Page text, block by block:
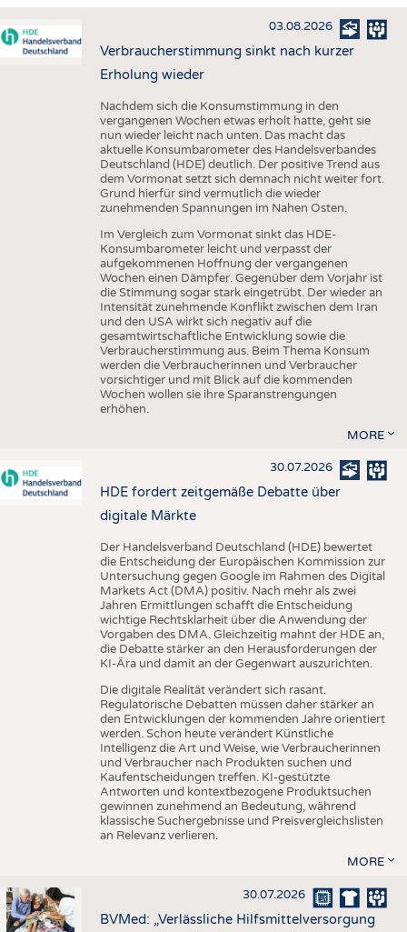
HAUS- UND HEIMTEXTILIEN
BEKLEIDUNG
AUSSCHREIBUNGEN
DTV AUSSCHREIBUNGSDIENST
STATISTICS
ADRESSEN & LINKS
PUBLIKATIONEN
TERMINE
BRANCHENTERMINE
03.08.2026
Verbraucherstimmung sinkt nach kurzer
Erholung wieder
Nachdem sich die Konsumstimmung in den
vergangenen Wochen etwas erholt hatte, geht sie
nun wieder leicht nach unten. Das macht das
aktuelle Konsumbarometer des Handelsverbandes
Deutschland (HDE) deutlich. Der positive Trend aus
dem Vormonat setzt sich demnach nicht weiter fort.
Grund hierfür sind vermutlich die wieder
zunehmenden Spannungen im Nahen Osten.
Im Vergleich zum Vormonat sinkt das HDE-
Konsumbarometer leicht und verpasst der
aufgekommenen Hoffnung der vergangenen
Wochen einen Dämpfer. Gegenüber dem Vorjahr ist
die Stimmung sogar stark eingetrübt. Der wieder an
Intensität zunehmende Konflikt zwischen dem Iran
und den USA wirkt sich negativ auf die
gesamtwirtschaftliche Entwicklung sowie die
Verbraucherstimmung aus. Beim Thema Konsum
werden die Verbraucherinnen und Verbraucher
vorsichtiger und mit Blick auf die kommenden
Wochen wollen sie ihre Sparanstrengungen
erhöhen.
MORE
30.07.2026
HDE fordert zeitgemäße Debatte über
digitale Märkte
Der Handelsverband Deutschland (HDE) bewertet
die Entscheidung der Europäischen Kommission zur
Untersuchung gegen Google im Rahmen des Digital
Markets Act (DMA) positiv. Nach mehr als zwei
Jahren Ermittlungen schafft die Entscheidung
wichtige Rechtsklarheit über die Anwendung der
Vorgaben des DMA. Gleichzeitig mahnt der HDE an,
die Debatte stärker an den Herausforderungen der
KI-Ära und damit an der Gegenwart auszurichten.
Die digitale Realität verändert sich rasant.
Regulatorische Debatten müssen daher stärker an
den Entwicklungen der kommenden Jahre orientiert
werden. Schon heute verändert Künstliche
Intelligenz die Art und Weise, wie Verbraucherinnen
und Verbraucher nach Produkten suchen und
Kaufentscheidungen treffen. KI-gestützte
Antworten und kontextbezogene Produktsuchen
gewinnen zunehmend an Bedeutung, während
klassische Suchergebnisse und Preisvergleichslisten
an Relevanz verlieren.
MORE
30.07.2026
BVMed: „Verlässliche Hilfsmittelversorgung